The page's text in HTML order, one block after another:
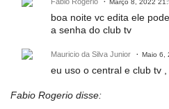
Março 8, 2022
boa noite vc edita ele
a senha do club tv
Mauricio da Silva Junior Maio 6,
eu uso o central e club tv ,
Fabio Rogerio disse: